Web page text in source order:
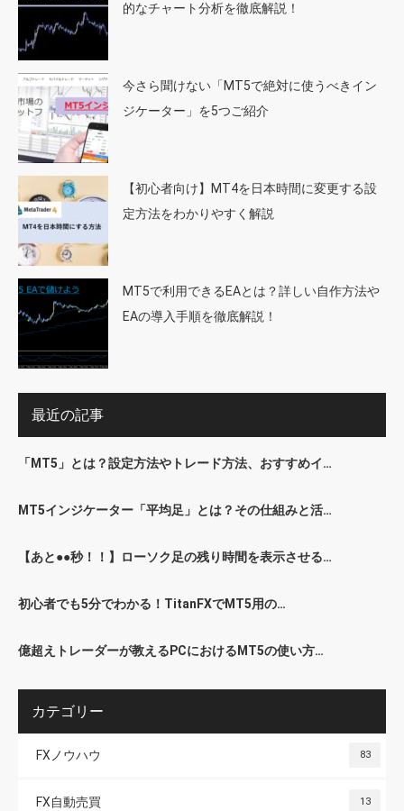
的なチャート分析を徹底解説！
今さら聞けない「MT5で絶対に使うべきイン
ジケーター」を5つご紹介
【初心者向け】MT4を日本時間に変更する設
定方法をわかりやすく解説
MT5で利用できるEAとは？詳しい自作方法や
EAの導入手順を徹底解説！
最近の記事
「MT5」とは？設定方法やトレード方法、おすすめイ…
MT5インジケーター「平均足」とは？その仕組みと活…
【あと●●秒！！】ローソク足の残り時間を表示させる…
初心者でも5分でわかる！TitanFXでMT5用の…
億超えトレーダーが教えるPCにおけるMT5の使い方…
カテゴリー
FXノウハウ 83
FX自動売買 13